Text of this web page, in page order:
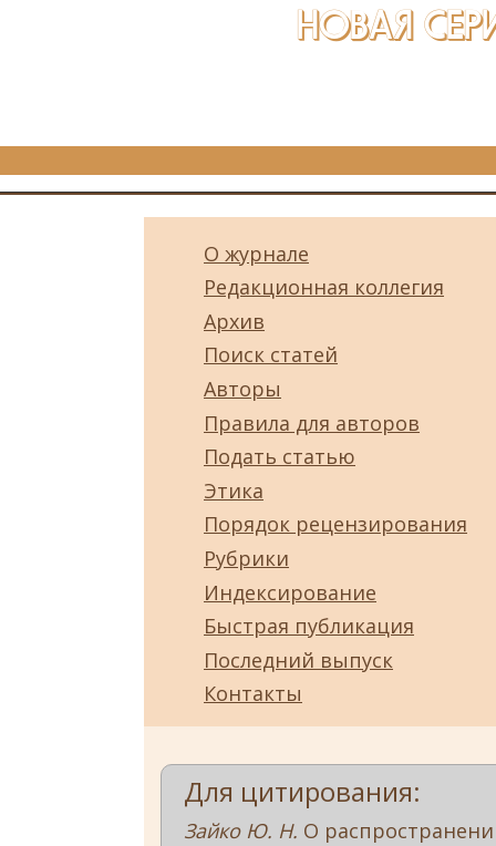
НОВАЯ
О журнале
Редакционная коллегия
Архив
Поиск статей
Авторы
Правила для авторов
Подать статью
Этика
Порядок рецензирования
Рубрики
Индексирование
Быстрая публикация
Последний выпуск
Контакты
Для цитирования:
Зайко Ю. Н. О